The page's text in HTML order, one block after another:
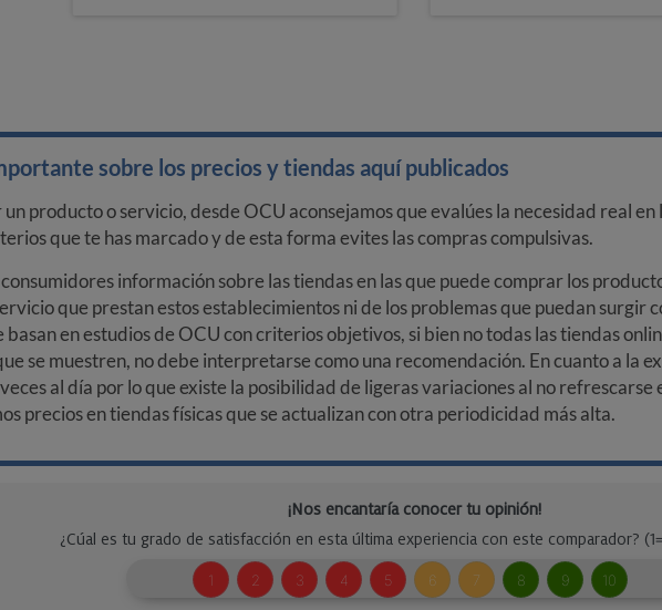
sobre los precios y tiendas aquí publicados
producto o servicio, desde OCU aconsejamos que evalúes la necesidad real
que te has marcado y de esta forma evites las compras compulsivas.
información sobre las tiendas en las que puede comprar los
que prestan estos establecimientos ni de los problemas que puedan surgir
basan en estudios de OCU con criterios objetivos, si bien no todas las tiendas
se muestren, no debe interpretarse como una recomendación. En cuanto a la
al día por lo que existe la posibilidad de ligeras variaciones al no refrescarse
precios en tiendas físicas que se actualizan con otra periodicidad más alta.